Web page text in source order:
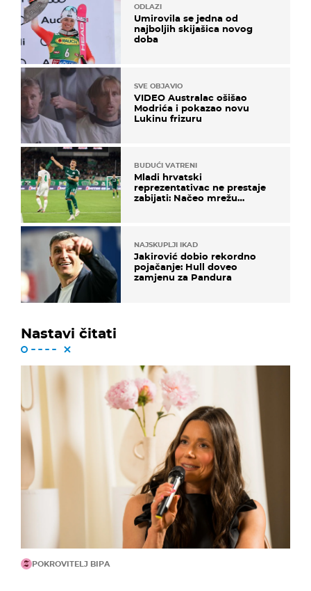
ODLAZI
Umirovila se jedna od
najboljih skijašica novog
doba
SVE OBJAVIO
VIDEO Australac ošišao
Modrića i pokazao novu
Lukinu frizuru
BUDUĆI VATRENI
Mladi hrvatski
reprezentativac ne prestaje
zabijati: Načeo mrežu
NAJSKUPLJI IKAD
Jakirović dobio rekordno
pojačanje: Hull doveo
zamjenu za Pandura
Nastavi čitati
POKROVITELJ BIPA